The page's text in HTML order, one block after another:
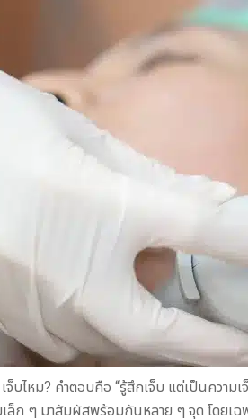
เจ็บไหม? คำตอบคือ “รู้สึกเจ็บ แต่เป็นคว
ล็ก ๆ มาสัมผัสพร้อมกันหลาย ๆ จุด โดยเ